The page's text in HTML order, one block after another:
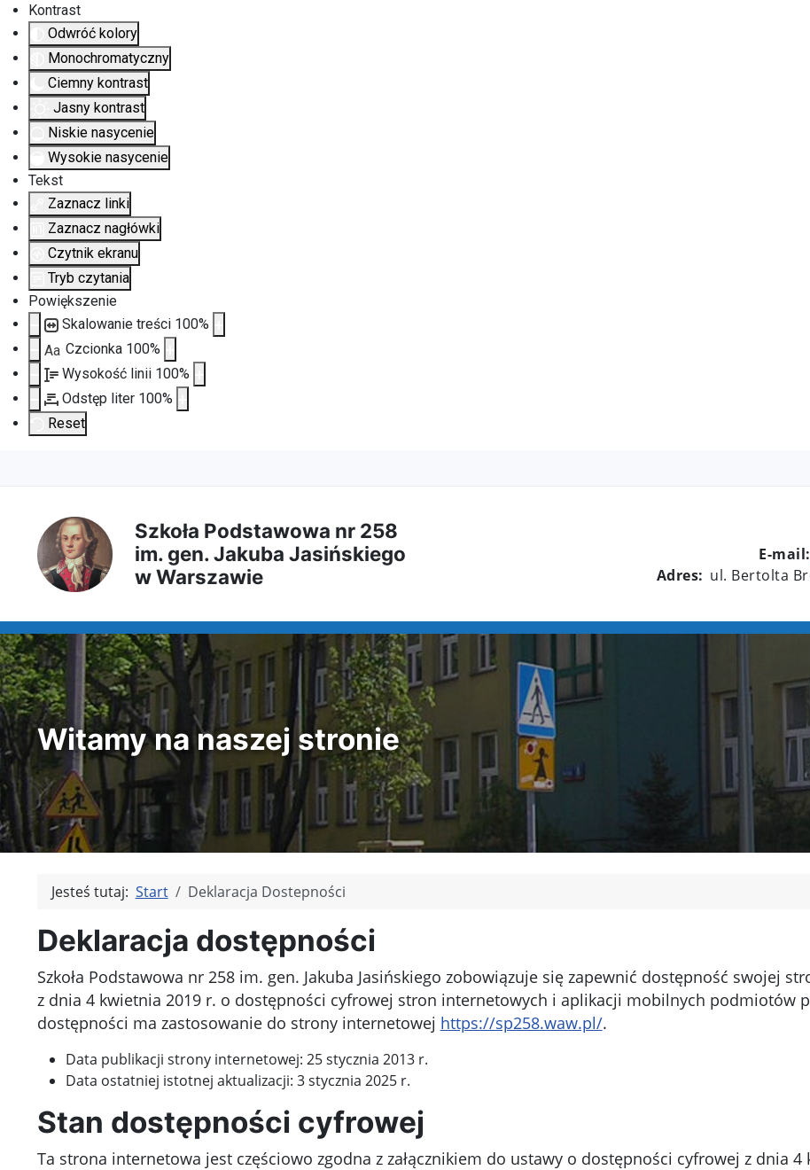
Kontrast
Odwróć kolory
Monochromatyczny
Ciemny kontrast
Jasny kontrast
Niskie nasycenie
Wysokie nasycenie
Tekst
Zaznacz linki
Zaznacz nagłówki
Czytnik ekranu
Tryb czytania
Powiększenie
Skalowanie treści 100%
Aa Czcionka 100%
Wysokość linii 100%
Odstęp liter 100%
Reset
do
treści
do
menu
do
wyszukiwarki
do
mapy
Szkoła Podstawowa nr 258
im. gen. Jakuba Jasińskiego
w Warszawie
E-mail:
Adres: ul. Bertolta
Witamy na naszej stronie
Jesteś tutaj: Start Deklaracja Dostepności
Deklaracja dostępności
Szkoła Podstawowa nr 258 im. gen. Jakuba Jasińskiego zobowiązuje się zapewnić dostępność swojej
z dnia 4 kwietnia 2019 r. o dostępności cyfrowej stron internetowych i aplikacji mobilnych podmiotów
dostępności ma zastosowanie do strony internetowej https://sp258.waw.pl/.
Data publikacji strony internetowej: 25 stycznia 2013 r.
Data ostatniej istotnej aktualizacji: 3 stycznia 2025 r.
Stan dostępności cyfrowej
Ta strona internetowa jest częściowo zgodna z załącznikiem do ustawy o dostępności cyfrowej z dnia